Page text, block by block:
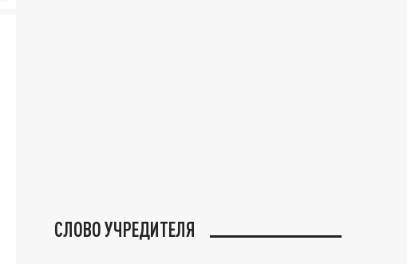
СЛОВО УЧРЕДИТЕЛЯ